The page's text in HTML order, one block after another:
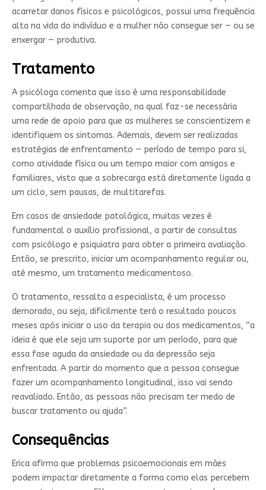
acarretar danos físicos e psicológicos, possui uma frequência
alta na vida do indivíduo e a mulher não consegue ser — ou se
enxergar — produtiva.
Tratamento
A psicóloga comenta que isso é uma responsabilidade
compartilhada de observação, na qual faz-se necessária
uma rede de apoio para que as mulheres se conscientizem e
identifiquem os sintomas. Ademais, devem ser realizadas
estratégias de enfrentamento — período de tempo para si,
como atividade física ou um tempo maior com amigos e
familiares, visto que a sobrecarga está diretamente ligada a
um ciclo, sem pausas, de multitarefas.
Em casos de ansiedade patológica, muitas vezes é
fundamental o auxílio profissional, a partir de consultas
com psicólogo e psiquiatra para obter a primeira avaliação.
Então, se prescrito, iniciar um acompanhamento regular ou,
até mesmo, um tratamento medicamentoso.
O tratamento, ressalta a especialista, é um processo
demorado, ou seja, dificilmente terá o resultado poucos
meses após iniciar o uso da terapia ou dos medicamentos, “a
ideia é que ele seja um suporte por um período, para que
essa fase aguda da ansiedade ou da depressão seja
enfrentada. A partir do momento que a pessoa consegue
fazer um acompanhamento longitudinal, isso vai sendo
reavaliado. Então, as pessoas não precisam ter medo de
buscar tratamento ou ajuda”.
Consequências
Erica afirma que problemas psicoemocionais em mães
podem impactar diretamente a forma como elas percebem